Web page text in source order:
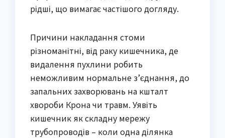
рідші, що вимагає частішого догляду.
Причини накладання стоми
різноманітні, від раку кишечника, де
видалення пухлини робить
неможливим нормальне з’єднання, до
запальних захворювань на кшталт
хвороби Крона чи травм. Уявіть
кишечник як складну мережу
трубопроводів – коли одна ділянка